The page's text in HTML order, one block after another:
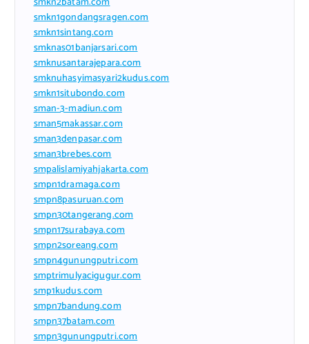
smkn1gondangsragen.com
smkn1sintang.com
smknas01banjarsari.com
smknusantarajepara.com
smknuhasyimasyari2kudus.com
smkn1situbondo.com
sman-3-madiun.com
sman5makassar.com
sman3denpasar.com
sman3brebes.com
smpalislamiyahjakarta.com
smpn1dramaga.com
smpn8pasuruan.com
smpn30tangerang.com
smpn17surabaya.com
smpn2soreang.com
smpn4gunungputri.com
smptrimulyacigugur.com
smp1kudus.com
smpn7bandung.com
smpn37batam.com
smpn3gunungputri.com